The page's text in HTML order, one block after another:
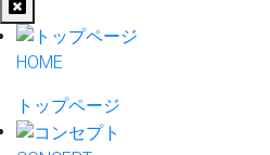
HOME
トップページ